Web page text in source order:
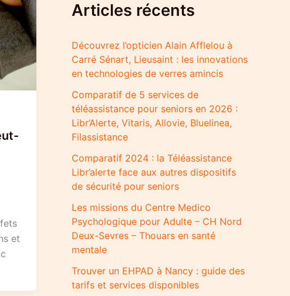
et
Articles récents
Découvrez l’opticien Alain Afflelou à
Carré Sénart, Lieusaint : les innovations
en technologies de verres amincis
Comparatif de 5 services de
téléassistance pour seniors en 2026 :
Libr’Alerte, Vitaris, Allovie, Bluelinea,
Filassistance
Comparatif 2024 : la Téléassistance
Libr’alerte face aux autres dispositifs
de sécurité pour seniors
Les missions du Centre Medico
Psychologique pour Adulte – CH Nord
Deux-Sevres – Thouars en santé
mentale
Trouver un EHPAD à Nancy : guide des
tarifs et services disponibles